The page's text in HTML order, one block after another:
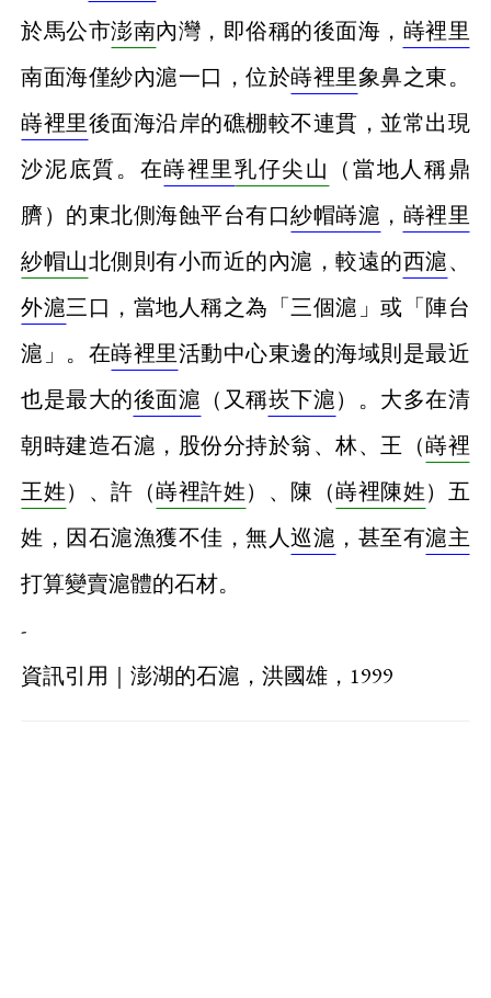
於馬公市澎南內灣，即俗稱的後面海， 嵵裡里
南面海僅紗內滬一口，位於嵵裡里象鼻之東。
嵵裡里後面海沿岸的礁棚較不連貫，並常出現
沙泥底質。在嵵裡里乳仔尖山
（當地人稱鼎
臍）的東北側海蝕平台有口紗帽嵵滬 ， 嵵裡里
紗帽山北側則有小而近的內滬，較遠的西滬、
外滬三口，當地人稱之為「三個滬」或「陣台
滬」。在嵵裡里活動中心東邊的海域則是最近
也是最大的後面滬 （又稱崁下滬）。大多在清
朝時建造石滬，股份分持於翁、林、王（嵵裡
王姓）、許（嵵裡許姓）、陳（嵵裡陳姓）五
姓，因石滬漁獲不佳，無人巡滬 ，甚至有滬主
打算變賣滬體的石材。
-
資訊引用｜澎湖的石滬，洪國雄，1999